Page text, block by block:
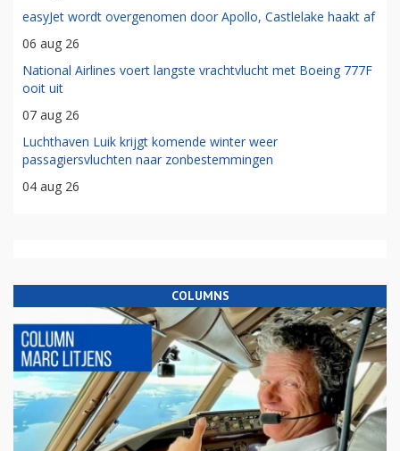
easyJet wordt overgenomen door Apollo, Castlelake haakt af
06 aug 26
National Airlines voert langste vrachtvlucht met Boeing 777F
ooit uit
07 aug 26
Luchthaven Luik krijgt komende winter weer
passagiersvluchten naar zonbestemmingen
04 aug 26
COLUMNS